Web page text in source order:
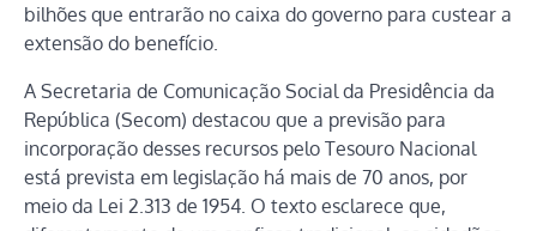
bilhões que entrarão no caixa do governo para custear a
extensão do benefício.
A Secretaria de Comunicação Social da Presidência da
República (Secom) destacou que a previsão para
incorporação desses recursos pelo Tesouro Nacional
está prevista em legislação há mais de 70 anos, por
meio da Lei 2.313 de 1954. O texto esclarece que,